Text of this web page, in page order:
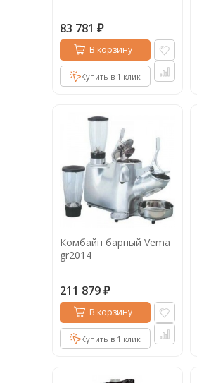
83 781 ₽
В корзину
Купить в 1 клик
Комбайн барный Vema
gr2014
211 879 ₽
В корзину
Купить в 1 клик